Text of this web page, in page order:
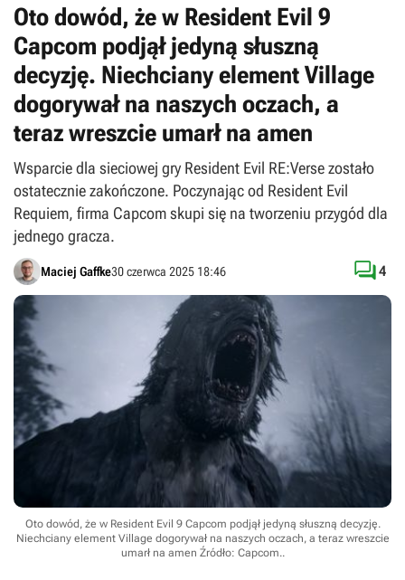
Oto dowód, że w Resident Evil 9
Capcom podjął jedyną słuszną
decyzję. Niechciany element Village
dogorywał na naszych oczach, a
teraz wreszcie umarł na amen
Wsparcie dla sieciowej gry Resident Evil RE:Verse zostało
ostatecznie zakończone. Poczynając od Resident Evil
Requiem, firma Capcom skupi się na tworzeniu przygód dla
jednego gracza.
Maciej Gaffke30 czerwca 2025 18:46 4
Oto dowód, że w Resident Evil 9 Capcom podjął jedyną słuszną decyzję.
Niechciany element Village dogorywał na naszych oczach, a teraz wreszcie
umarł na amen Źródło: Capcom..